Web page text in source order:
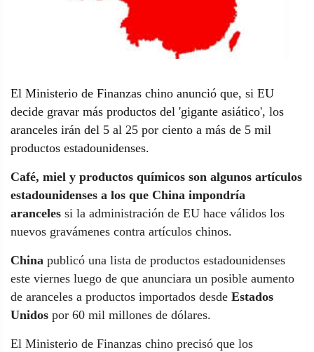
El Ministerio de Finanzas chino anunció que, si EU
decide gravar más productos del 'gigante asiático', los
aranceles irán del 5 al 25 por ciento a más de 5 mil
productos estadounidenses.
Café, miel y productos químicos son algunos artículos
estadounidenses a los que China impondría
aranceles si la administración de EU hace válidos los
nuevos gravámenes contra artículos chinos.
China publicó una lista de productos estadounidenses
este viernes luego de que anunciara un posible aumento
de aranceles a productos importados desde Estados
Unidos por 60 mil millones de dólares.
El Ministerio de Finanzas chino precisó que los